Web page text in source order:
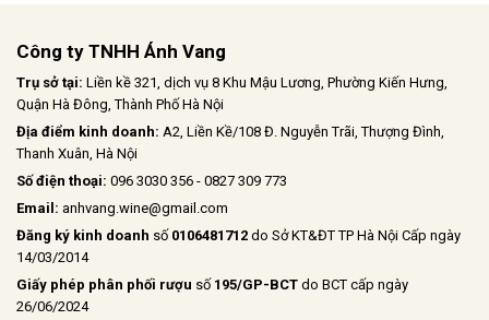
Công ty TNHH Ánh Vang
Trụ sở tại: Liền kề 321, dịch vụ 8 Khu Mậu Lương, Phường Kiến Hưng,
Quận Hà Đông, Thành Phố Hà Nội
Địa điểm kinh doanh: A2, Liền Kề/108 Đ. Nguyễn Trãi, Thượng Đình,
Thanh Xuân, Hà Nội
Số điện thoại: 096 3030 356 - 0827 309 773
Email: anhvang.wine@gmail.com
Đăng ký kinh doanh số 0106481712 do Sở KT&ĐT TP Hà Nội Cấp ngày
14/03/2014
Giấy phép phân phối rượu số 195/GP-BCT do BCT cấp ngày
26/06/2024